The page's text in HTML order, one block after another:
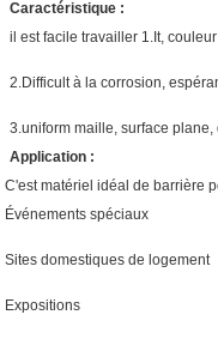
Caractéristique :
il est facile travailler 1.It,
2.Difficult à la corrosion,
3.uniform maille, surface
Application :
C'est matériel idéal de barrière
Événements spéciaux
Sites domestiques de logement
Expositions